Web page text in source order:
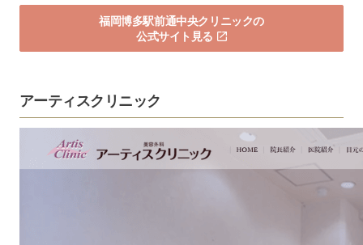
福岡博多駅前通中央クリニックの
公式サイト見る
アーティスクリニック